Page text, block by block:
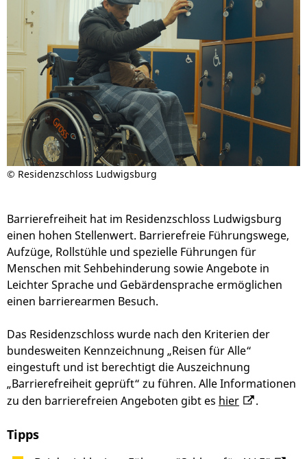
© Residenzschloss Ludwigsburg
Barrierefreiheit hat im Residenzschloss Ludwigsburg
einen hohen Stellenwert. Barrierefreie Führungswege,
Aufzüge, Rollstühle und spezielle Führungen für
Menschen mit Sehbehinderung sowie Angebote in
Leichter Sprache und Gebärdensprache ermöglichen
einen barrierearmen Besuch.
Das Residenzschloss wurde nach den Kriterien der
bundesweiten Kennzeichnung „Reisen für Alle“
eingestuft und ist berechtigt die Auszeichnung
„Barrierefreiheit geprüft“ zu führen. Alle Informationen
zu den barrierefreien Angeboten gibt es hier .
Tipps